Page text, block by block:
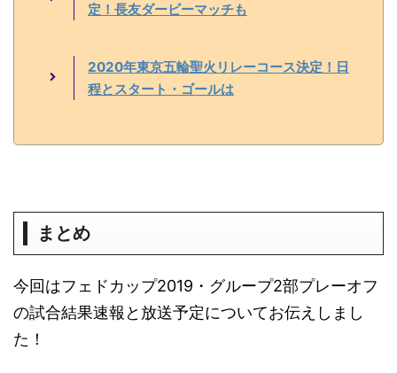
定！長友ダービーマッチも
2020年東京五輪聖火リレーコース決定！日
程とスタート・ゴールは
まとめ
今回はフェドカップ2019・グループ2部プレーオフ
の試合結果速報と放送予定についてお伝えしまし
た！